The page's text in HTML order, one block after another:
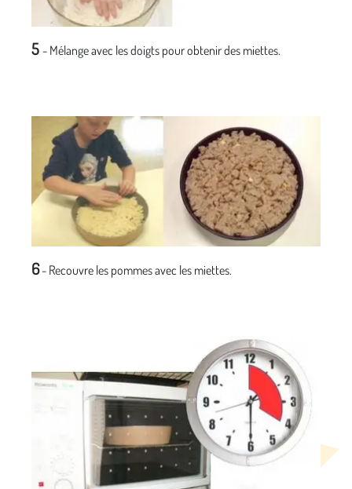
5 - Mélange avec les doigts pour obtenir des miettes.
6- Recouvre les pommes avec les miettes.